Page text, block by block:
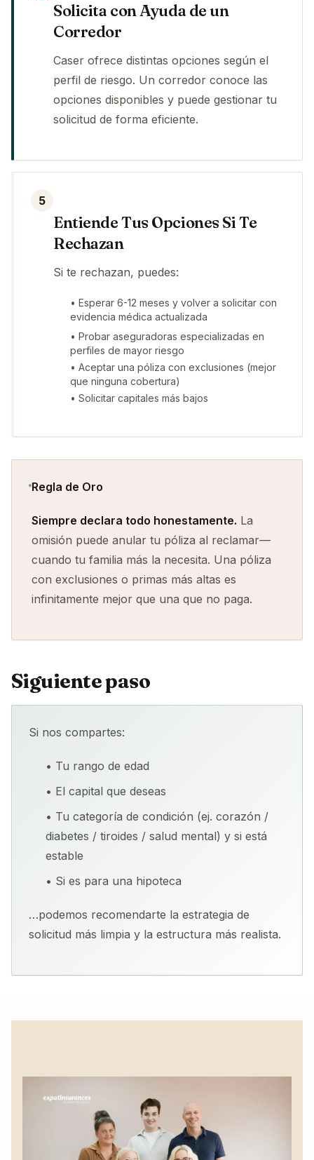
Solicita con Ayuda de un
Corredor
Caser ofrece distintas opciones según el
perfil de riesgo. Un corredor conoce las
opciones disponibles y puede gestionar tu
solicitud de forma eficiente.
5
Entiende Tus Opciones Si Te
Rechazan
Si te rechazan, puedes:
• Esperar 6-12 meses y volver a solicitar con
evidencia médica actualizada
• Probar aseguradoras especializadas en
perfiles de mayor riesgo
• Aceptar una póliza con exclusiones (mejor
que ninguna cobertura)
• Solicitar capitales más bajos
Regla de Oro
Siempre declara todo honestamente. La
omisión puede anular tu póliza al reclamar—
cuando tu familia más la necesita. Una póliza
con exclusiones o primas más altas es
infinitamente mejor que una que no paga.
Siguiente paso
Si nos compartes:
• Tu rango de edad
• El capital que deseas
• Tu categoría de condición (ej. corazón /
diabetes / tiroides / salud mental) y si está
estable
• Si es para una hipoteca
…podemos recomendarte la estrategia de
solicitud más limpia y la estructura más realista.